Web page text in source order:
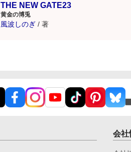
THE NEW GATE23
黄金の博兎
風波しのぎ / 著
会社